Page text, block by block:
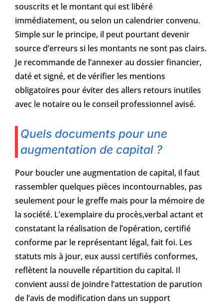
souscrits et le montant qui est libéré
immédiatement, ou selon un calendrier convenu.
Simple sur le principe, il peut pourtant devenir
source d’erreurs si les montants ne sont pas clairs.
Je recommande de l’annexer au dossier financier,
daté et signé, et de vérifier les mentions
obligatoires pour éviter des allers retours inutiles
avec le notaire ou le conseil professionnel avisé.
Quels documents pour une
augmentation de capital ?
Pour boucler une augmentation de capital, il faut
rassembler quelques pièces incontournables, pas
seulement pour le greffe mais pour la mémoire de
la société. L’exemplaire du procès,verbal actant et
constatant la réalisation de l’opération, certifié
conforme par le représentant légal, fait foi. Les
statuts mis à jour, eux aussi certifiés conformes,
reflètent la nouvelle répartition du capital. Il
convient aussi de joindre l’attestation de parution
de l’avis de modification dans un support